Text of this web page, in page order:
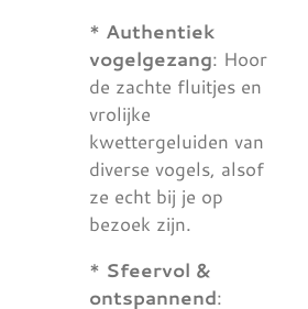
* Authentiek
vogelgezang: Hoor
de zachte fluitjes en
vrolijke
kwettergeluiden van
diverse vogels, alsof
ze echt bij je op
bezoek zijn.
* Sfeervol &
ontspannend: